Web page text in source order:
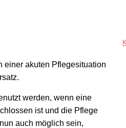
einer akuten Pflegesituation
werden, wenn eine
ist und die Pflege
auch möglich sein,